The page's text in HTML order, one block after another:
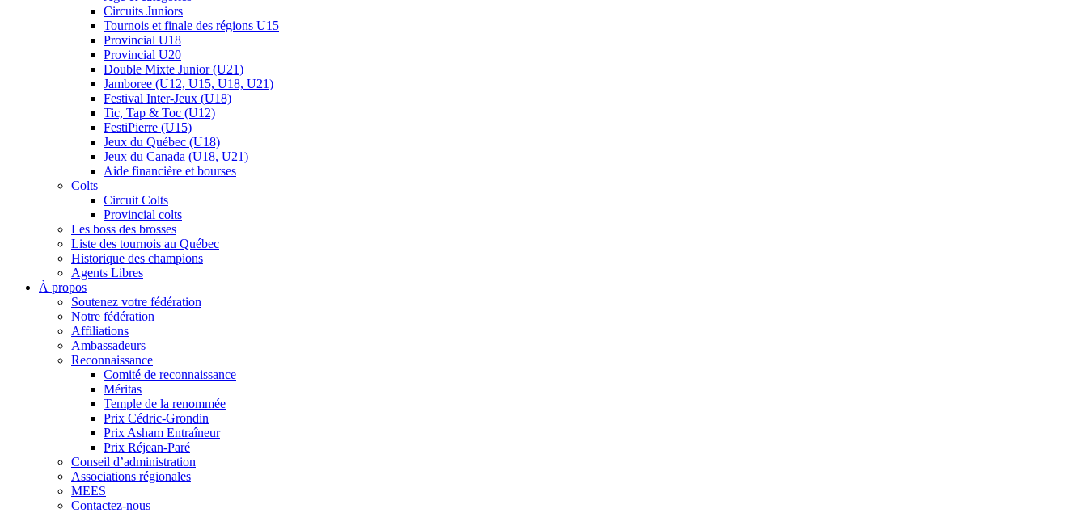
Circuits Juniors
Tournois et finale des régions U15
Provincial U18
Provincial U20
Double Mixte Junior (U21)
Jamboree (U12, U15, U18, U21)
Festival Inter-Jeux (U18)
Tic, Tap & Toc (U12)
FestiPierre (U15)
Jeux du Québec (U18)
Jeux du Canada (U18, U21)
Aide financière et bourses
Colts
Circuit Colts
Provincial colts
Les boss des brosses
Liste des tournois au Québec
Historique des champions
Agents Libres
À propos
Soutenez votre fédération
Notre fédération
Affiliations
Ambassadeurs
Reconnaissance
Comité de reconnaissance
Méritas
Temple de la renommée
Prix Cédric-Grondin
Prix Asham Entraîneur
Prix Réjean-Paré
Conseil d’administration
Associations régionales
MEES
Contactez-nous